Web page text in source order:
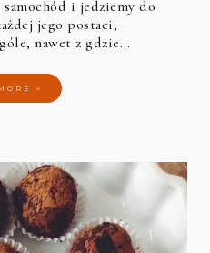
samochód i jedziemy do
jego postaci,
nawet z gdzie…
»